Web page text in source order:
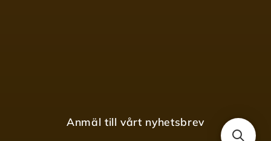
Anmäl till vårt nyhetsbrev